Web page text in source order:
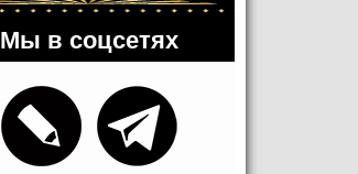
Мы в соцсетях